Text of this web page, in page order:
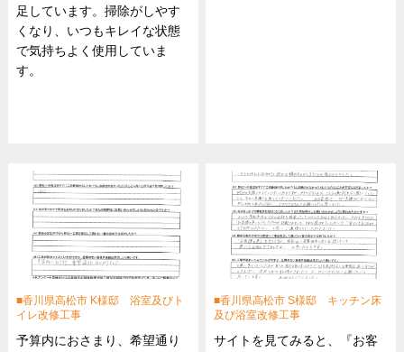
足しています。掃除がしやす
くなり、いつもキレイな状態
で気持ちよく使用していま
す。
香川県高松市 K様邸 浴室及びト
イレ改修工事
予算内におさまり、希望通り
香川県高松市 S様邸 キッチン床
及び浴室改修工事
サイトを見てみると、『お客